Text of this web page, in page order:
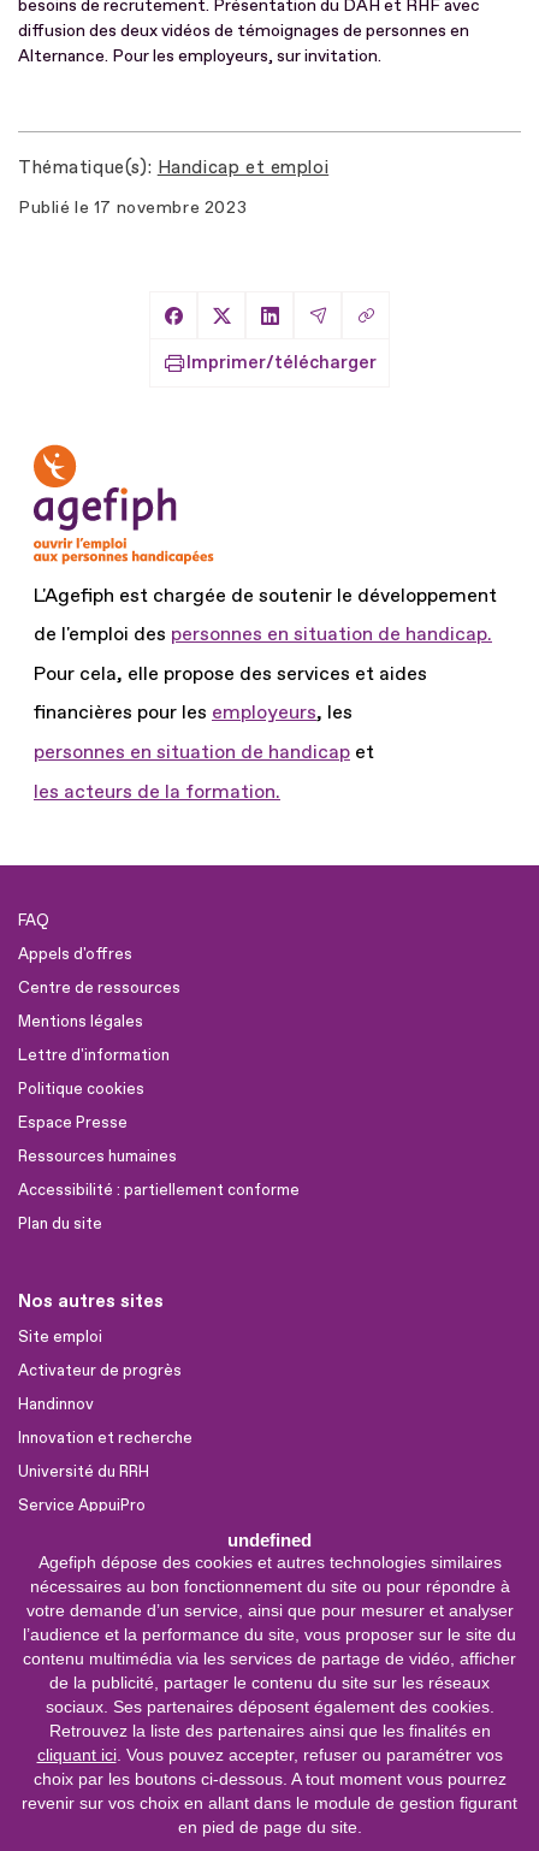
undefined
Agefiph dépose des cookies et autres technologies similaires
nécessaires au bon fonctionnement du site ou pour répondre à
votre demande d’un service, ainsi que pour mesurer et analyser
l’audience et la performance du site, vous proposer sur le site du
contenu multimédia via les services de partage de vidéo, afficher
de la publicité, partager le contenu du site sur les réseaux
sociaux. Ses partenaires déposent également des cookies.
Retrouvez la liste des partenaires ainsi que les finalités en
cliquant ici. Vous pouvez accepter, refuser ou paramétrer vos
choix par les boutons ci-dessous. A tout moment vous pourrez
revenir sur vos choix en allant dans le module de gestion figurant
en pied de page du site.
besoins de recrutement. Présentation du DAH et RHF avec
diffusion des deux vidéos de témoignages de personnes en
Alternance. Pour les employeurs, sur invitation.
Thématique(s) Handicap et emploi
Publié le 17 novembre 2023
Partager sur Facebook
Partager sur X
Partager sur LinkedIn
Partager par Email
Copier le lien
Imprimer/télécharger
L'Agefiph est chargée de soutenir le développement
de l'emploi des personnes en situation de handicap.
Pour cela, elle propose des services et aides
financières pour les employeurs, les
personnes en situation de handicap et
les acteurs de la formation.
FAQ
Appels d'offres
Centre de ressources
Mentions légales
Lettre d'information
Politique cookies
Espace Presse
Ressources humaines
Accessibilité : partiellement conforme
Plan du site
Nos autres sites
Site emploi
Activateur de progrès
Handinnov
Innovation et recherche
Université du RRH
Service AppuiPro
Nous suivre
Youtube
Linkedin
Facebook
0 800 11 10 09
Service &
appel gratuits